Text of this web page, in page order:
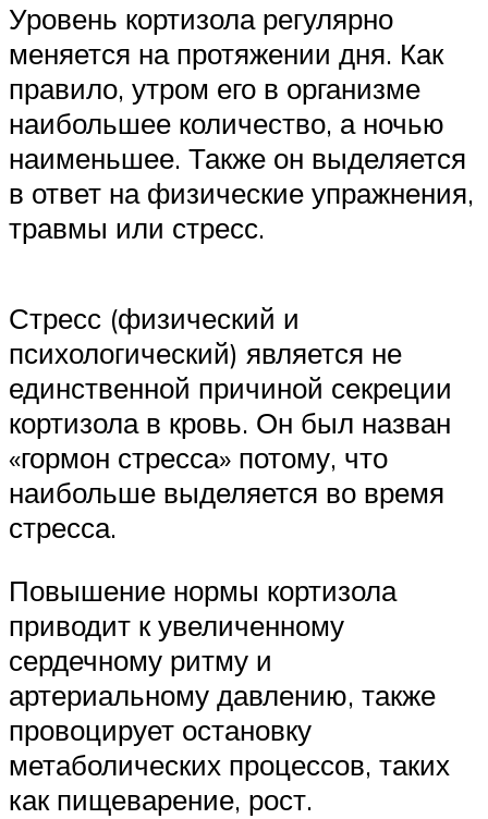
Уровень кортизола регулярно
меняется на протяжении дня. Как
правило, утром его в организме
наибольшее количество, а ночью
наименьшее. Также он выделяется
в ответ на физические упражнения,
травмы или стресс.
Стресс (физический и
психологический) является не
единственной причиной секреции
кортизола в кровь. Он был назван
«гормон стресса» потому, что
наибольше выделяется во время
стресса.
Повышение нормы кортизола
приводит к увеличенному
сердечному ритму и
артериальному давлению, также
провоцирует остановку
метаболических процессов, таких
как пищеварение, рост.